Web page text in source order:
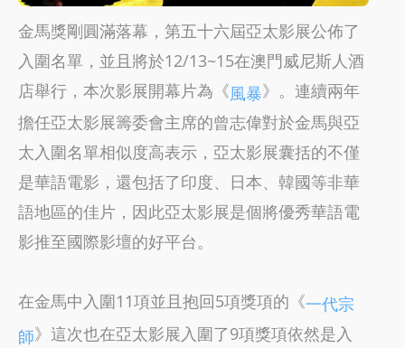
金馬獎剛圓滿落幕，第五十六屆亞太影展公佈了
入圍名單，並且將於12/13~15在澳門威尼斯人酒
店舉行，本次影展開幕片為《風暴》。連續兩年
擔任亞太影展籌委會主席的曾志偉對於金馬與亞
太入圍名單相似度高表示，亞太影展囊括的不僅
是華語電影，還包括了印度、日本、韓國等非華
語地區的佳片，因此亞太影展是個將優秀華語電
影推至國際影壇的好平台。
在金馬中入圍11項並且抱回5項獎項的《一代宗
師》這次也在亞太影展入圍了9項獎項依然是入